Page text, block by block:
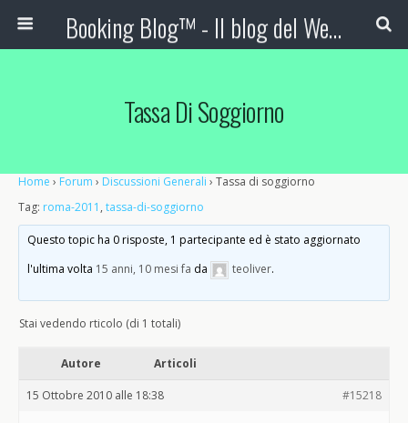
Booking Blog™ - Il blog del Web Marketing Turistico
Tassa Di Soggiorno
Home › Forum › Discussioni Generali › Tassa di soggiorno
Tag: roma-2011 , tassa-di-soggiorno
Questo topic ha 0 risposte, 1 partecipante ed è stato aggiornato
l'ultima volta 15 anni, 10 mesi fa da teoliver.
Stai vedendo rticolo (di 1 totali)
Autore Articoli
15 Ottobre 2010 alle 18:38 #15218